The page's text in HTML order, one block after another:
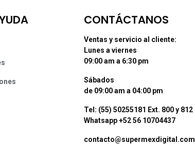
CONTÁCTANOS
Ventas y servicio al cliente:
Lunes a viernes
09:00 am a 6:30 pm
Sábados
de 09:00 am a 04:00 pm
Tel: (55) 50255181 Ext. 800 y 812
Whatsapp +52 56 10704437
contacto@supermexdigital.com